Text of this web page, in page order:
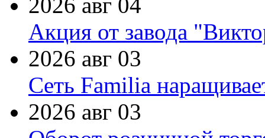
Акция от завода
2026 авг 03
Сеть Familia
2026 авг 03